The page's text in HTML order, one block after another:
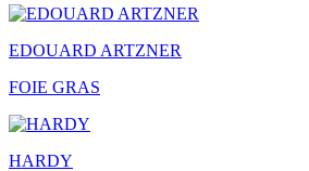
EDOUARD ARTZNER
FOIE GRAS
HARDY